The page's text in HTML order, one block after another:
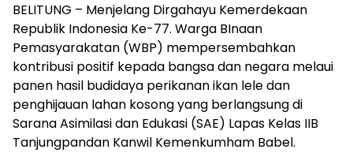
BELITUNG – Menjelang Dirgahayu Kemerdekaan
Republik Indonesia Ke-77. Warga BInaan
Pemasyarakatan (WBP) mempersembahkan
kontribusi positif kepada bangsa dan negara melaui
panen hasil budidaya perikanan ikan lele dan
penghijauan lahan kosong yang berlangsung di
Sarana Asimilasi dan Edukasi (SAE) Lapas Kelas IIB
Tanjungpandan Kanwil Kemenkumham Babel.